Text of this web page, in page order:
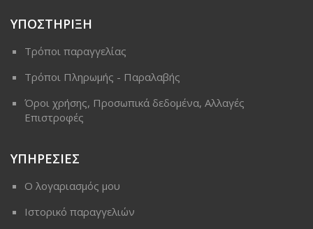
ΥΠΟΣΤΗΡΙΞΗ
Τρόποι παραγγελίας
Τρόποι Πληρωμής - Παραλαβής
Όροι χρήσης, Προσωπικά δεδομένα, Αλλαγές
Επιστροφές
ΥΠΗΡΕΣΙΕΣ
Ο λογαριασμός μου
Ιστορικό παραγγελιών